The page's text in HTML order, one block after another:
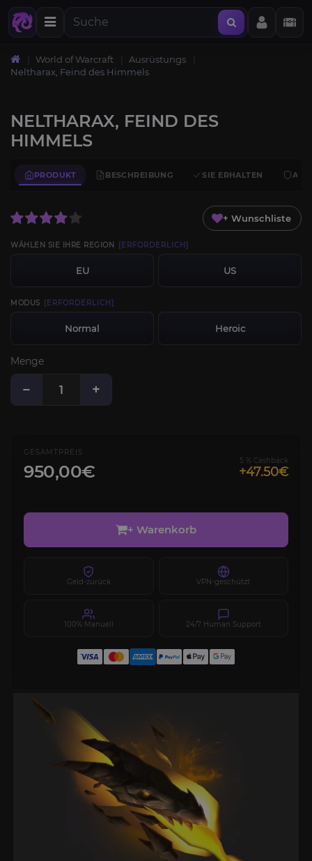
World of Warcraft
Ausrüstungs
Neltharax, Feind des Himmels
NELTHARAX, FEIND DES
HIMMELS
PRODUKT BESCHREIBUNG SIE ERHALTEN
+ Wunschliste
WÄHLEN SIE IHRE REGION [ERFORDERLICH]
EU US
MODUS [ERFORDERLICH]
Normal Heroic
Menge
− +
GESAMTPREIS
950,00€
5 % Cashback
+47.50€
+ Warenkorb
Geld-zurück VPN-geschützt
100% Manuell 24/7 Human Support